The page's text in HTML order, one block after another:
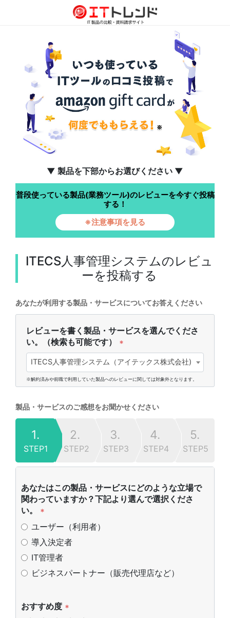
▼ 製品を下部からお選びください ▼
普段使っている製品(業務ツール)のレビューを今すぐ投稿
する！
※注意事項を見る
ITECS人事管理システムのレビュ
ーを投稿する
あなたが利用する製品・サービスについてお答えください
レビューを書く製品・サービスを選んでくださ
い。（検索も可能です）
*
ITECS人事管理システム（アイテックス株式会社)
※解約済みや前職で利用していた製品へのレビューに関しては対象外となります。
製品・サービスのご感想をお聞かせください
1.
STEP1
2.
STEP2
3.
STEP3
4.
STEP4
5.
STEP5
あなたはこの製品・サービスにどのような立場で
関わっていますか？下記より選んで選択くださ
い。
*
ユーザー（利用者）
導入決定者
IT管理者
ビジネスパートナー（販売代理店など）
おすすめ度 *